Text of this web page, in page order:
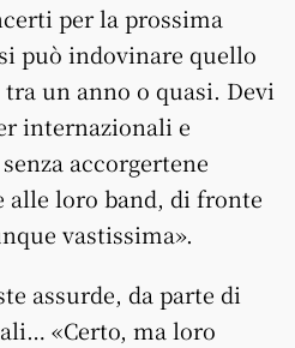
per la prossima
può indovinare quello
un anno o quasi. Devi
internazionali e
accorgertene
alle loro band, di fronte
vastissima».
assurde, da parte di
«Certo, ma loro